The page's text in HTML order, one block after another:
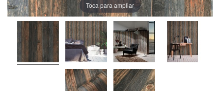
Toca para ampliar